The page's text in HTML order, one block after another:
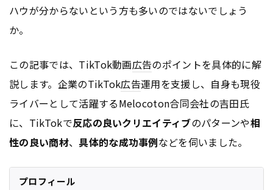
ハウが分からないという方も多いのではないでしょう
か。
この記事では、TikTok動画広告のポイントを具体的に解
説します。企業のTikTok広告運用を支援し、自身も現役
ライバーとして活躍するMelocoton合同会社の吉田氏
に、TikTokで反応の良いクリエイティブのパターンや相
性の良い商材、具体的な成功事例などを伺いました。
プロフィール